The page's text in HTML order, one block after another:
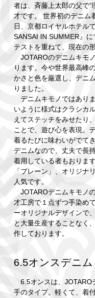
者は、斉藤上太郎の父で“
才です。 世界初のデニム
日、京都ロイヤルホテル
SANSAI IN SUMMER』
テストを重ねて、現在の
JOTAROのデニムキモ
ります。今や世界最高峰
かさと色を厳選し、デニ
りました。
デニムキモノではあり
いように様式はクラシカ
えてステッチをみせたり
ことで、遊び心を表現。
着るたびに味わいがでて
デニムなので、丈夫で長
着用している者もおりま
「プレーン」、オリジナ
人気です。
JOTAROデニムキモノ
才工房で１点ずつ手染め
ーオリジナルデザインで
と大量生産することなく
作しております。
6.5オンスデニム
6.5オンスは、JOTARO
手のタイプ。軽くて、着